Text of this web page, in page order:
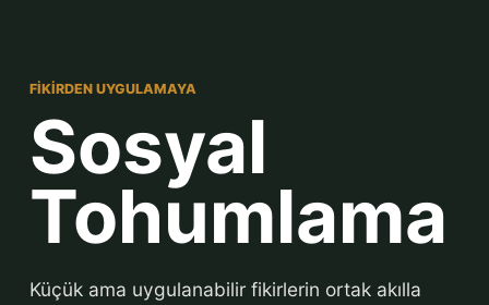
FIKIRDEN UYGULAMAYA
Sosyal
Tohumlama
Küçük ama uygulanabilir fikirlerin ortak akılla